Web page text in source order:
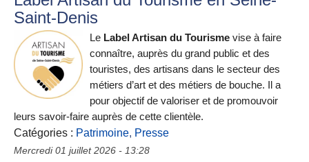
Saint-Denis
Le Label Artisan du Tourisme vise à faire
connaître, auprès du grand public et des
touristes, des artisans dans le secteur des
métiers d’art et des métiers de bouche. Il a
pour objectif de valoriser et de promouvoir
leurs savoir-faire auprès de cette clientèle.
Catégories : Patrimoine, Presse
Mercredi 01 juillet 2026 - 13:28